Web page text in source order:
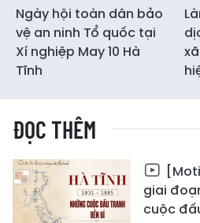
Ngày hội toàn dân bảo
vệ an ninh Tổ quốc tại
Xí nghiệp May 10 Hà
Tĩnh
ĐỌC THÊM
giai
cuộc